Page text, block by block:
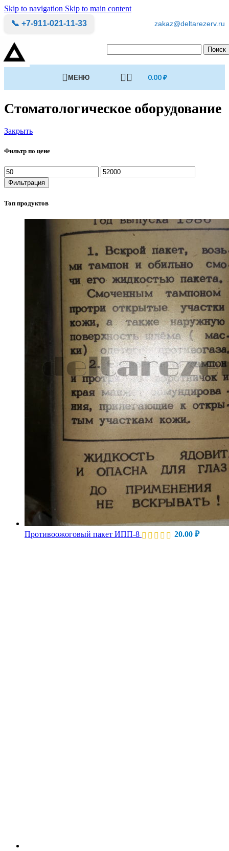
Skip to navigation Skip to main content
📞 +7-911-021-11-33
zakaz@deltarezerv.ru
Поиск
МЕНЮ 0.00₽
Стоматологическое оборудование
Закрыть
Фильтр по цене
Минимальная
цена
Максимальная
цена
Фильтрация
Топ продуктов
Противоожоговый пакет ИПП-8 20.00 ₽